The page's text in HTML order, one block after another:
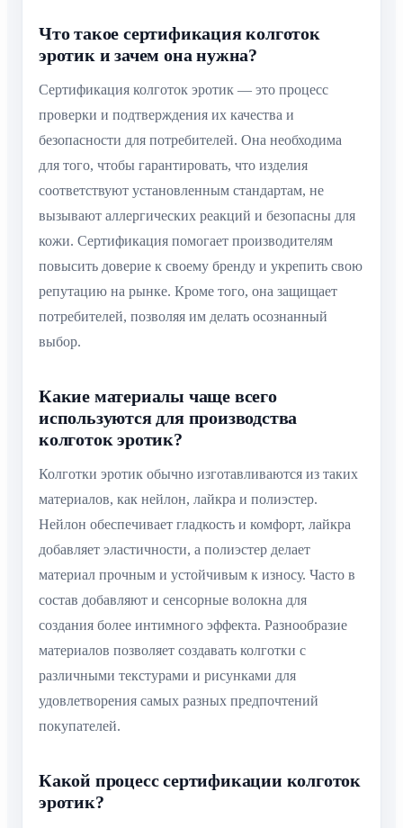
Что такое сертификация колготок
эротик и зачем она нужна?
Сертификация колготок эротик — это процесс
проверки и подтверждения их качества и
безопасности для потребителей. Она необходима
для того, чтобы гарантировать, что изделия
соответствуют установленным стандартам, не
вызывают аллергических реакций и безопасны для
кожи. Сертификация помогает производителям
повысить доверие к своему бренду и укрепить свою
репутацию на рынке. Кроме того, она защищает
потребителей, позволяя им делать осознанный
выбор.
Какие материалы чаще всего
используются для производства
колготок эротик?
Колготки эротик обычно изготавливаются из таких
материалов, как нейлон, лайкра и полиэстер.
Нейлон обеспечивает гладкость и комфорт, лайкра
добавляет эластичности, а полиэстер делает
материал прочным и устойчивым к износу. Часто в
состав добавляют и сенсорные волокна для
создания более интимного эффекта. Разнообразие
материалов позволяет создавать колготки с
различными текстурами и рисунками для
удовлетворения самых разных предпочтений
покупателей.
Какой процесс сертификации колготок
эротик?